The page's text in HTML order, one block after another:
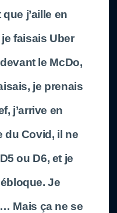
j’aille en
faisais Uber
le McDo,
je prenais
j’arrive en
du Covid, il ne
ou D6, et je
Je
Mais ça ne se